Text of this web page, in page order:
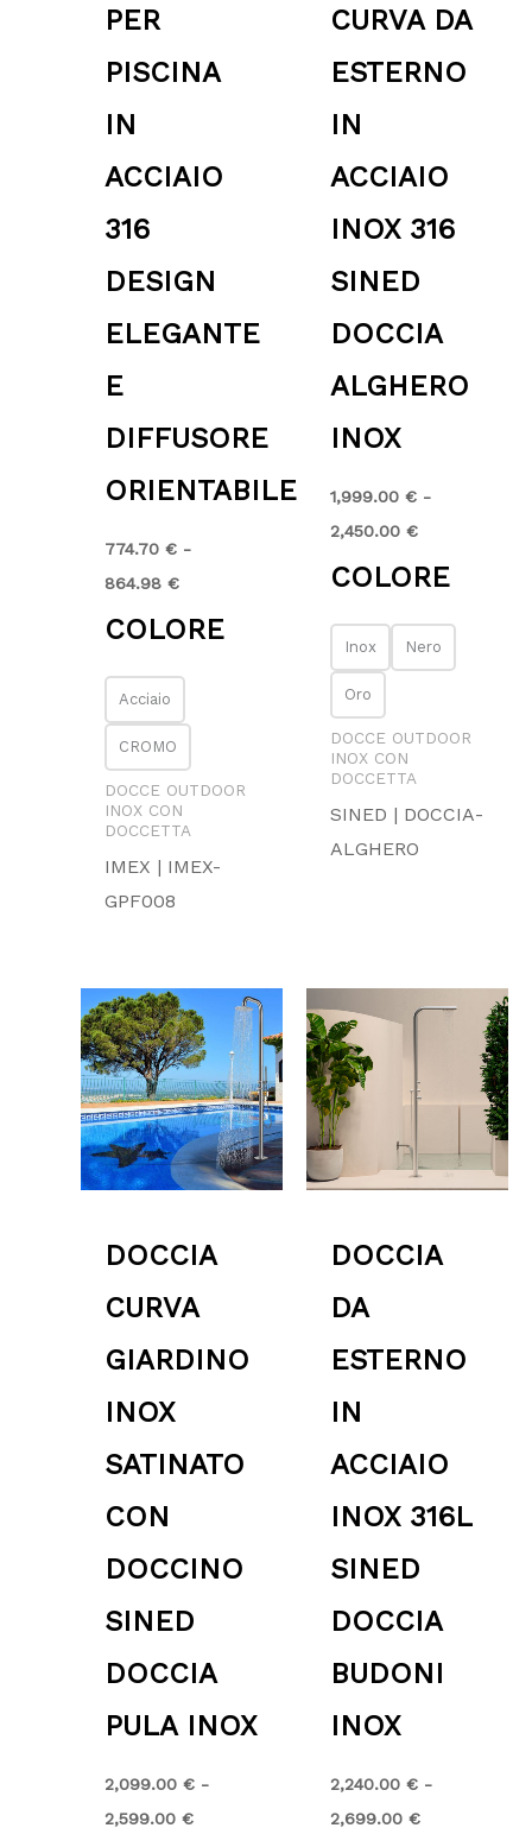
PER
PISCINA
IN
ACCIAIO
316
DESIGN
ELEGANTE
E
DIFFUSORE
ORIENTABILE
774.70 € -
864.98 €
COLORE
Acciaio
CROMO
DOCCE OUTDOOR
INOX CON
DOCCETTA
IMEX | IMEX-
GPF008
CURVA DA
ESTERNO
IN
ACCIAIO
INOX 316
SINED
DOCCIA
ALGHERO
INOX
1,999.00 € -
2,450.00 €
COLORE
Inox Nero
Oro
DOCCE OUTDOOR
INOX CON
DOCCETTA
SINED | DOCCIA-
ALGHERO
DOCCIA
CURVA
GIARDINO
INOX
SATINATO
CON
DOCCINO
SINED
DOCCIA
PULA INOX
2,099.00 € -
2,599.00 €
Fascia
di
prezzo:
da
2,099.00 €
a
2,599.00 €
DOCCIA
DA
ESTERNO
IN
ACCIAIO
INOX 316L
SINED
DOCCIA
BUDONI
INOX
2,240.00 € -
2,699.00 €
2,240.00 €
a
2,699.00 €